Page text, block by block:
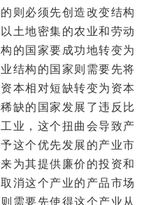
则必须先创造改变结构
土地密集的农业和劳动
的国家要成功地转变为
结构的国家则需要先将
本相对短缺转变为资本
缺的国家发展了违反比
业，这个扭曲会导致产
这个优先发展的产业市
为其提供廉价的投资和
消这个产业的产品市场
需要先使得这个产业从